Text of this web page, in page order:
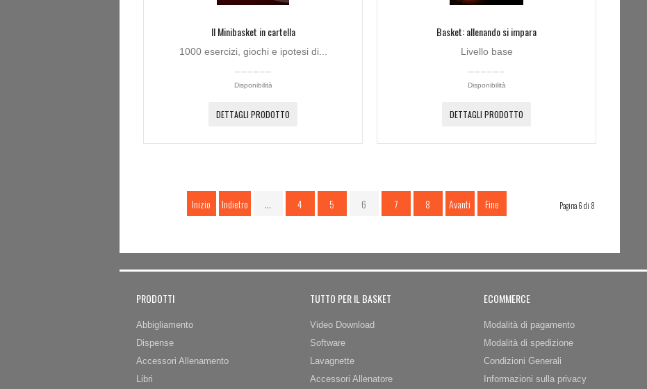
Il Minibasket in cartella
1000 esercizi, giochi e ipotesi di...
Disponibilità
DETTAGLI PRODOTTO
Basket: allenando si impara
Livello base
Disponibilità
DETTAGLI PRODOTTO
Inizio Indietro … 4 5 6 7 8 Avanti Fine Pagina 6 di 8
PRODOTTI
Abbigliamento
Dispense
Accessori Allenamento
Libri
TUTTO PER IL BASKET
Video Download
Software
Lavagnette
Accessori Allenatore
ECOMMERCE
Modalità di pagamento
Modalità di spedizione
Condizioni Generali
Informazioni sulla privacy